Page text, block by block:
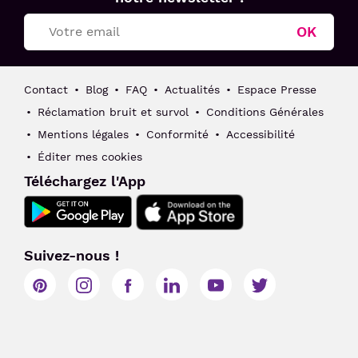
Blagnac
OK
Contact Blog FAQ Actualités
Espace Presse
Réclamation bruit et survol
Conditions Générales
Mentions légales
Conformité
Accessibilité
Éditer mes cookies
Téléchargez l'App
Suivez-nous !